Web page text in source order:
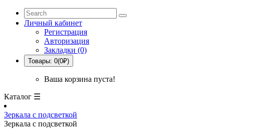
Личный кабинет
Регистрация
Авторизация
Закладки (0)
Товары: 0(0₽)
Ваша корзина пуста!
Каталог ☰
Зеркала с подсветкой
Зеркала с подсветкой